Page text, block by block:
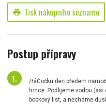
print Tisk nákupního seznamu
Postup přípravy
/řáČočku den předem
hrnce. Podlijeme vodou
bobkový list, a necháme